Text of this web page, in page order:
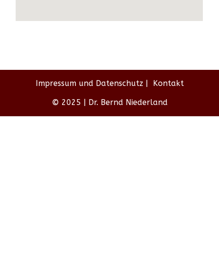
Impressum und Datenschutz Kontakt
© 2025 | Dr. Bernd Niederland